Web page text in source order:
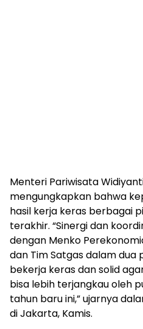
Menteri Pariwisata
mengungkapkan bahwa
hasil kerja keras berbagai
terakhir. “Sinergi dan
dengan Menko
dan Tim Satgas dalam dua
bekerja keras dan solid
bisa lebih terjangkau oleh
tahun baru ini,” ujarnya
di Jakarta, Kamis.